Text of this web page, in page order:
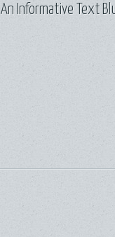
An Informative Text